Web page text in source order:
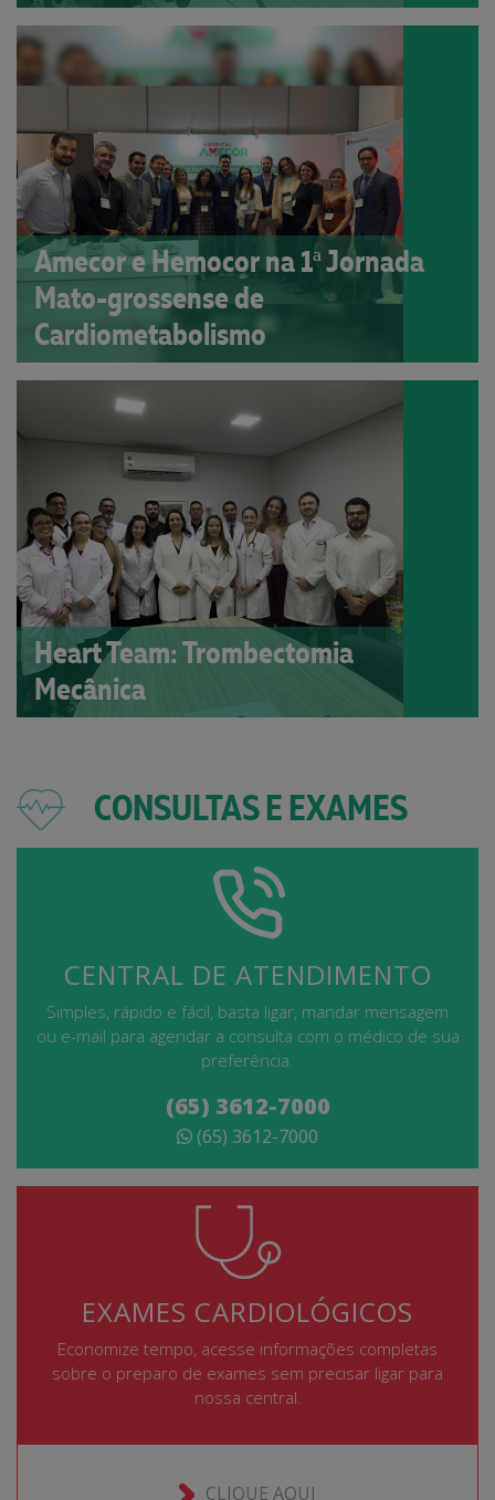
Amecor e Hemocor na 1ª Jornada
Mato-grossense de
Cardiometabolismo
Heart Team: Trombectomia
Mecânica
CONSULTAS E EXAMES
CENTRAL DE ATENDIMENTO
Simples, rápido e fácil, basta ligar, mandar mensagem
ou e-mail para agendar a consulta com o médico de sua
preferência.
(65) 3612-7000
(65) 3612-7000
EXAMES CARDIOLÓGICOS
Economize tempo, acesse informações completas
sobre o preparo de exames sem precisar ligar para
nossa central.
CLIQUE AQUI